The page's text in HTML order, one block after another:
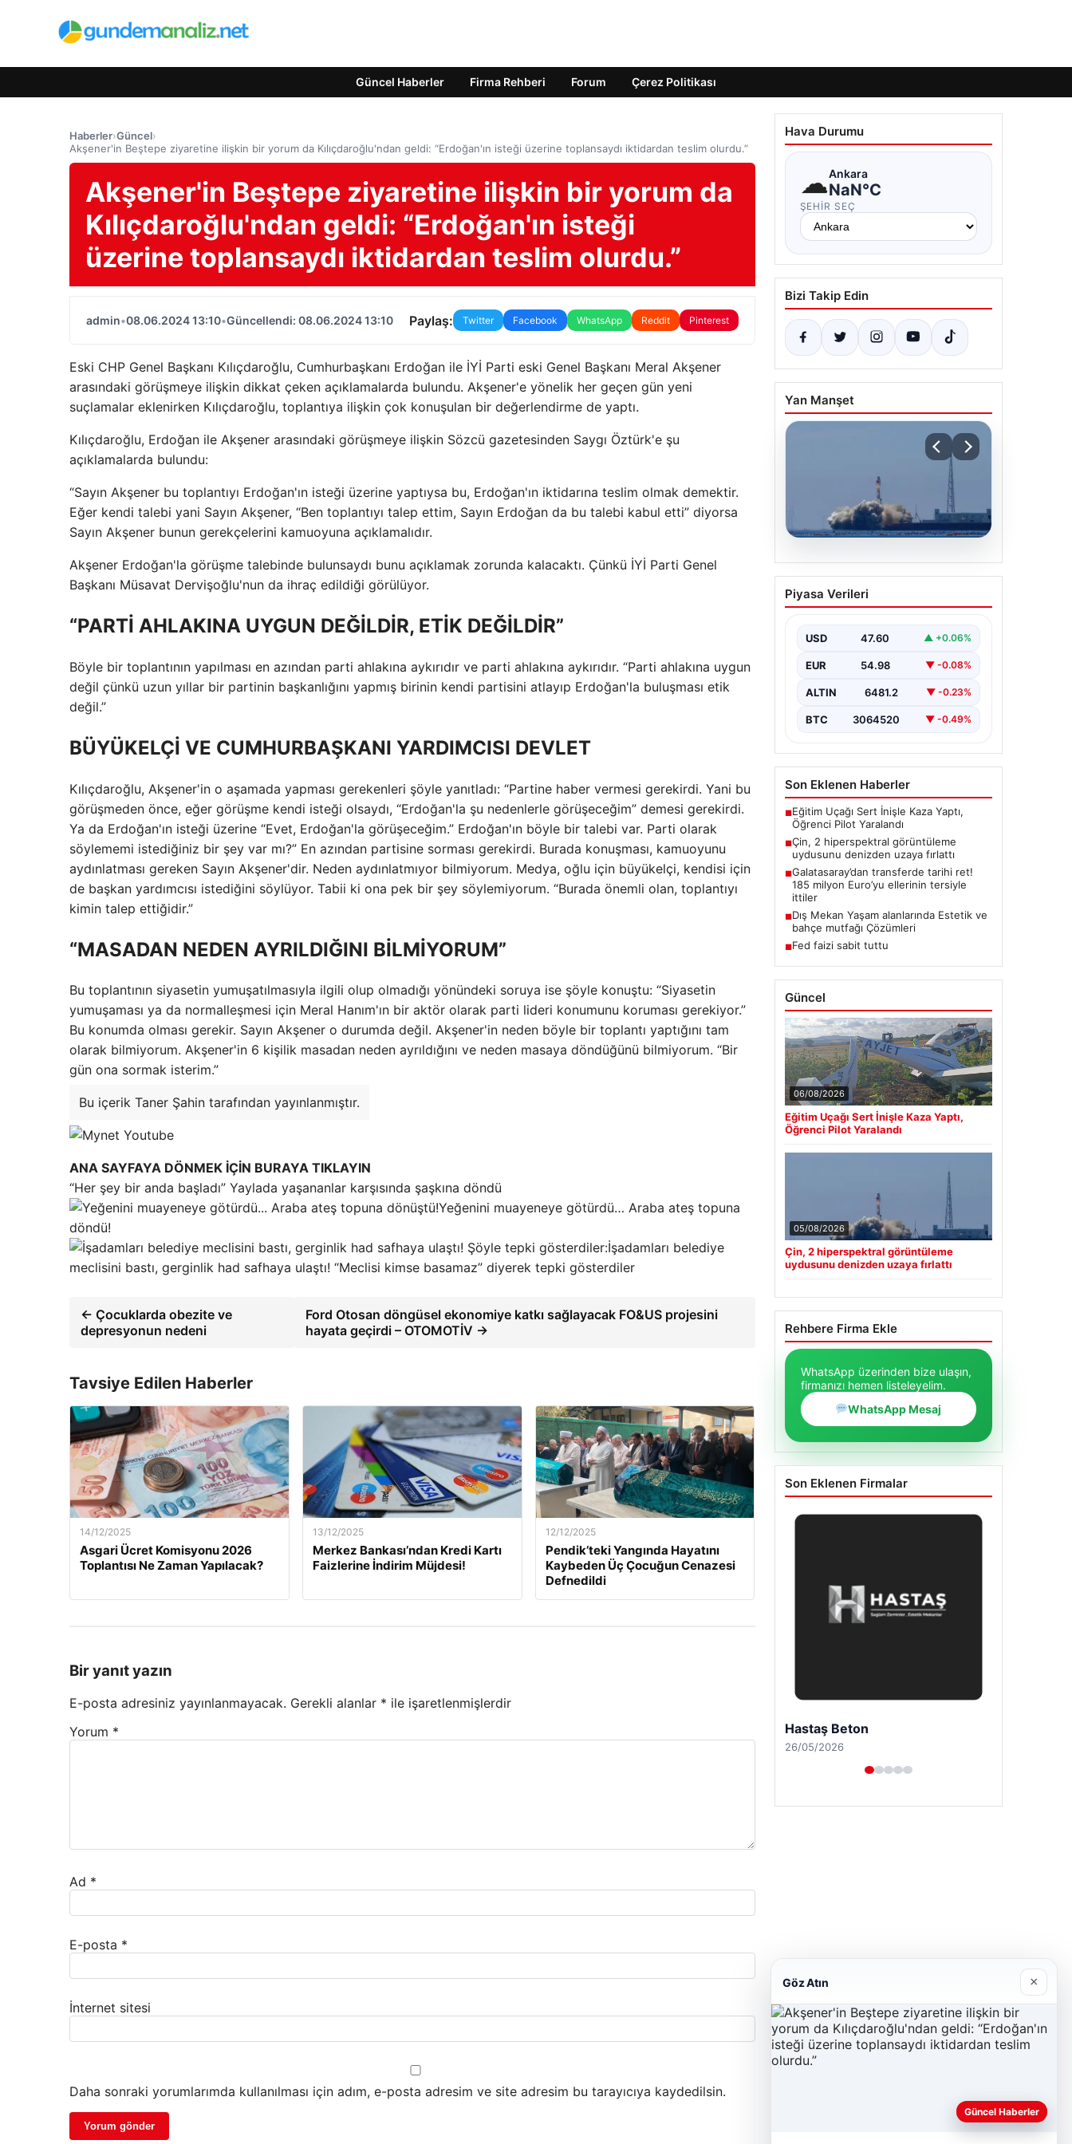
Güncel Haberler Firma Rehberi Forum Çerez Politikası
Haberler›Güncel›
Akşener'in Beştepe ziyaretine ilişkin bir yorum da Kılıçdaroğlu'ndan geldi: “Erdoğan'ın isteği üzerine toplansaydı iktidardan teslim olurdu.”
Akşener'in Beştepe ziyaretine ilişkin bir yorum da
Kılıçdaroğlu'ndan geldi: “Erdoğan'ın isteği
üzerine toplansaydı iktidardan teslim olurdu.”
admin•08.06.2024 13:10•Güncellendi: 08.06.2024 13:10 Paylaş: Twitter Facebook WhatsApp Reddit Pinterest
Eski CHP Genel Başkanı Kılıçdaroğlu, Cumhurbaşkanı Erdoğan ile İYİ Parti eski Genel Başkanı Meral Akşener
arasındaki görüşmeye ilişkin dikkat çeken açıklamalarda bulundu. Akşener'e yönelik her geçen gün yeni
suçlamalar eklenirken Kılıçdaroğlu, toplantıya ilişkin çok konuşulan bir değerlendirme de yaptı.
Kılıçdaroğlu, Erdoğan ile Akşener arasındaki görüşmeye ilişkin Sözcü gazetesinden Saygı Öztürk'e şu
açıklamalarda bulundu:
“Sayın Akşener bu toplantıyı Erdoğan'ın isteği üzerine yaptıysa bu, Erdoğan'ın iktidarına teslim olmak demektir.
Eğer kendi talebi yani Sayın Akşener, “Ben toplantıyı talep ettim, Sayın Erdoğan da bu talebi kabul etti” diyorsa
Sayın Akşener bunun gerekçelerini kamuoyuna açıklamalıdır.
Akşener Erdoğan'la görüşme talebinde bulunsaydı bunu açıklamak zorunda kalacaktı. Çünkü İYİ Parti Genel
Başkanı Müsavat Dervişoğlu'nun da ihraç edildiği görülüyor.
“PARTİ AHLAKINA UYGUN DEĞİLDİR, ETİK DEĞİLDİR”
Böyle bir toplantının yapılması en azından parti ahlakına aykırıdır ve parti ahlakına aykırıdır. “Parti ahlakına uygun
değil çünkü uzun yıllar bir partinin başkanlığını yapmış birinin kendi partisini atlayıp Erdoğan'la buluşması etik
değil.”
BÜYÜKELÇİ VE CUMHURBAŞKANI YARDIMCISI DEVLET
Kılıçdaroğlu, Akşener'in o aşamada yapması gerekenleri şöyle yanıtladı: “Partine haber vermesi gerekirdi. Yani bu
görüşmeden önce, eğer görüşme kendi isteği olsaydı, “Erdoğan'la şu nedenlerle görüşeceğim” demesi gerekirdi.
Ya da Erdoğan'ın isteği üzerine “Evet, Erdoğan'la görüşeceğim.” Erdoğan'ın böyle bir talebi var. Parti olarak
söylememi istediğiniz bir şey var mı?” En azından partisine sorması gerekirdi. Burada konuşması, kamuoyunu
aydınlatması gereken Sayın Akşener'dir. Neden aydınlatmıyor bilmiyorum. Medya, oğlu için büyükelçi, kendisi için
de başkan yardımcısı istediğini söylüyor. Tabii ki ona pek bir şey söylemiyorum. “Burada önemli olan, toplantıyı
kimin talep ettiğidir.”
“MASADAN NEDEN AYRILDIĞINI BİLMİYORUM”
Bu toplantının siyasetin yumuşatılmasıyla ilgili olup olmadığı yönündeki soruya ise şöyle konuştu: “Siyasetin
yumuşaması ya da normalleşmesi için Meral Hanım'ın bir aktör olarak parti lideri konumunu koruması gerekiyor.”
Bu konumda olması gerekir. Sayın Akşener o durumda değil. Akşener'in neden böyle bir toplantı yaptığını tam
olarak bilmiyorum. Akşener'in 6 kişilik masadan neden ayrıldığını ve neden masaya döndüğünü bilmiyorum. “Bir
gün ona sormak isterim.”
Bu içerik Taner Şahin tarafından yayınlanmıştır.
ANA SAYFAYA DÖNMEK İÇİN BURAYA TIKLAYIN
“Her şey bir anda başladı” Yaylada yaşananlar karşısında şaşkına döndü
Yeğenini muayeneye götürdü… Araba ateş topuna
döndü!
İşadamları belediye
meclisini bastı, gerginlik had safhaya ulaştı! “Meclisi kimse basamaz” diyerek tepki gösterdiler
← Çocuklarda obezite ve
depresyonun nedeni
Ford Otosan döngüsel ekonomiye katkı sağlayacak FO&US projesini
hayata geçirdi – OTOMOTİV →
Tavsiye Edilen Haberler
14/12/2025
Asgari Ücret Komisyonu 2026
Toplantısı Ne Zaman Yapılacak?
13/12/2025
Merkez Bankası’ndan Kredi Kartı
Faizlerine İndirim Müjdesi!
12/12/2025
Pendik’teki Yangında Hayatını
Kaybeden Üç Çocuğun Cenazesi
Defnedildi
Bir yanıt yazın
E-posta adresiniz yayınlanmayacak. Gerekli alanlar * ile işaretlenmişlerdir
Yorum *
Ad *
E-posta *
İnternet sitesi
Daha sonraki yorumlarımda kullanılması için adım, e-posta adresim ve site adresim bu tarayıcıya kaydedilsin.
Hava Durumu
☁Ankara
NaN°C
ŞEHIR SEÇ
Bizi Takip Edin
Yan Manşet
Çin, 2 hiperspektral
görüntüleme uydusunu
Piyasa Verileri
USD 47.60 ▲ +0.06%
EUR 54.98 ▼ -0.08%
ALTIN 6481.2 ▼ -0.23%
BTC 3064520 ▼ -0.49%
Son Eklenen Haberler
■Eğitim Uçağı Sert İnişle Kaza Yaptı,
Öğrenci Pilot Yaralandı
■Çin, 2 hiperspektral görüntüleme
uydusunu denizden uzaya fırlattı
■Galatasaray’dan transferde tarihi ret!
185 milyon Euro’yu ellerinin tersiyle
ittiler
■Dış Mekan Yaşam alanlarında Estetik ve
bahçe mutfağı Çözümleri
■Fed faizi sabit tuttu
Güncel
06/08/2026
Eğitim Uçağı Sert İnişle Kaza Yaptı,
Öğrenci Pilot Yaralandı
05/08/2026
Çin, 2 hiperspektral görüntüleme
uydusunu denizden uzaya fırlattı
Rehbere Firma Ekle
WhatsApp üzerinden bize ulaşın,
firmanızı hemen listeleyelim.
WhatsApp Mesaj
Son Eklenen Firmalar
Enes Kaplan Avukatlık Bürosu
28/04/2026
Göz Atın ×
Güncel Haberler